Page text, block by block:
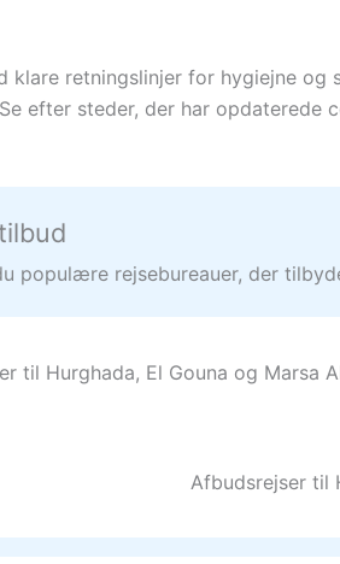
retningslinjer for hygiejne
efter steder, der har
populære rejsebureauer, der
til Hurghada, El Gouna og Marsa
Afbudsrejser til